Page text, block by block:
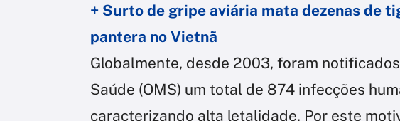
+ Surto de gripe aviária mata dezenas de
pantera no Vietnã
Globalmente, desde 2003, foram
Saúde (OMS) um total de 874 infecções
caracterizando alta letalidade. Por este